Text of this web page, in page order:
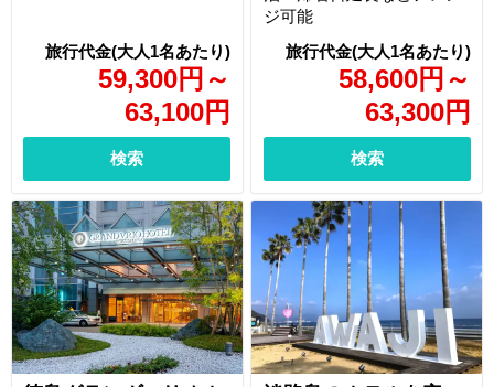
59,300円 ～
63,100円
検索
58,600円 ～
63,300円
ジ可能
検索